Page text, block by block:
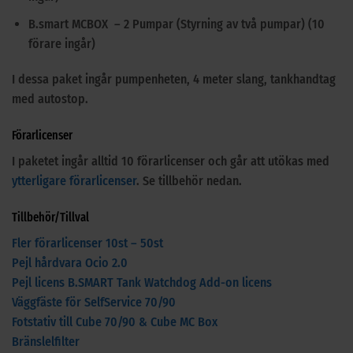
B.smart MCBOX – 2 Pumpar (Styrning av två pumpar) (10
förare ingår)
I dessa paket ingår pumpenheten, 4 meter slang, tankhandtag
med autostop.
Förarlicenser
I paketet ingår alltid 10 förarlicenser och går att utökas med
ytterligare förarlicenser. Se tillbehör nedan.
Tillbehör/Tillval
Fler förarlicenser 10st – 50st
Pejl hårdvara Ocio 2.0
Pejl licens B.SMART Tank Watchdog Add-on licens
Väggfäste för SelfService 70/90
Fotstativ till Cube 70/90 & Cube MC Box
Bränslelfilter